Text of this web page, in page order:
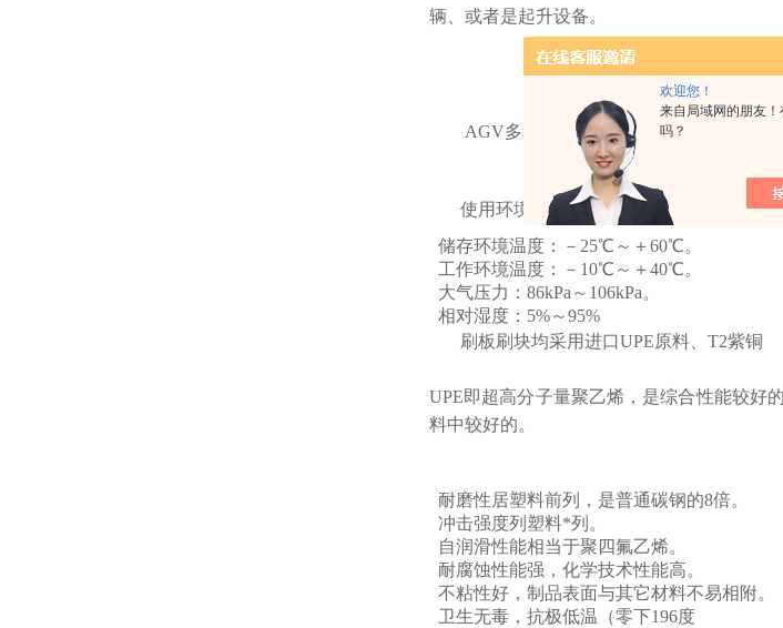
欢迎您！
来自局域网的朋友
吗？
辆、或者是起升设备。
AGV多种应用领域不仅对车辆本身、对
使用环境条件，常规件通用参数
储存环境温度：－25℃～＋60℃。
工作环境温度：－10℃～＋40℃。
大气压力：86kPa～106kPa。
相对湿度：5%～95%
刷板刷块均采用进口UPE原料、T2紫铜
UPE即超高分子量聚乙烯，是综合性能较好
料中较好的。
耐磨性居塑料前列，是普通碳钢的8倍。
冲击强度列塑料*列。
自润滑性能相当于聚四氟乙烯。
耐腐蚀性能强，化学技术性能高。
不粘性好，制品表面与其它材料不易相附。
卫生无毒，抗极低温（零下196度